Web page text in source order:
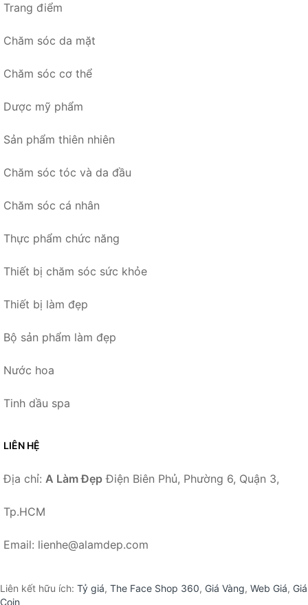
Trang điểm
Chăm sóc da mặt
Chăm sóc cơ thể
Dược mỹ phẩm
Sản phẩm thiên nhiên
Chăm sóc tóc và da đầu
Chăm sóc cá nhân
Thực phẩm chức năng
Thiết bị chăm sóc sức khỏe
Thiết bị làm đẹp
Bộ sản phẩm làm đẹp
Nước hoa
Tinh dầu spa
LIÊN HỆ
Địa chỉ: A Làm Đẹp Điện Biên Phủ, Phường 6, Quận 3,
Tp.HCM
Email: lienhe@alamdep.com
Liên kết hữu ích: Tỷ giá, The Face Shop 360, Giá Vàng, Web Giá, Giá
Coin